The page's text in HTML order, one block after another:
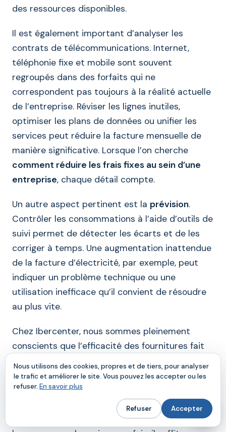
des ressources disponibles.
Il est également important d’analyser les
contrats de télécommunications. Internet,
téléphonie fixe et mobile sont souvent
regroupés dans des forfaits qui ne
correspondent pas toujours à la réalité actuelle
de l’entreprise. Réviser les lignes inutiles,
optimiser les plans de données ou unifier les
services peut réduire la facture mensuelle de
manière significative. Lorsque l’on cherche
comment réduire les frais fixes au sein d’une
entreprise, chaque détail compte.
Un autre aspect pertinent est la prévision.
Contrôler les consommations à l’aide d’outils de
suivi permet de détecter les écarts et de les
corriger à temps. Une augmentation inattendue
de la facture d’électricité, par exemple, peut
indiquer un problème technique ou une
utilisation inefficace qu’il convient de résoudre
au plus vite.
Chez Ibercenter, nous sommes pleinement
conscients que l’efficacité des fournitures fait
De nombreuses entreprises qui réfléchissent à
comment réduire les frais fixes au sein d’une
découvrent qu’il n’est pas toujours
nécessaire de réduire la structure ou de limiter
Nous utilisons des cookies, propres et de tiers, pour analyser
le trafic et améliorer le site. Vous pouvez les accepter ou les
refuser. En savoir plus
Refuser Accepter